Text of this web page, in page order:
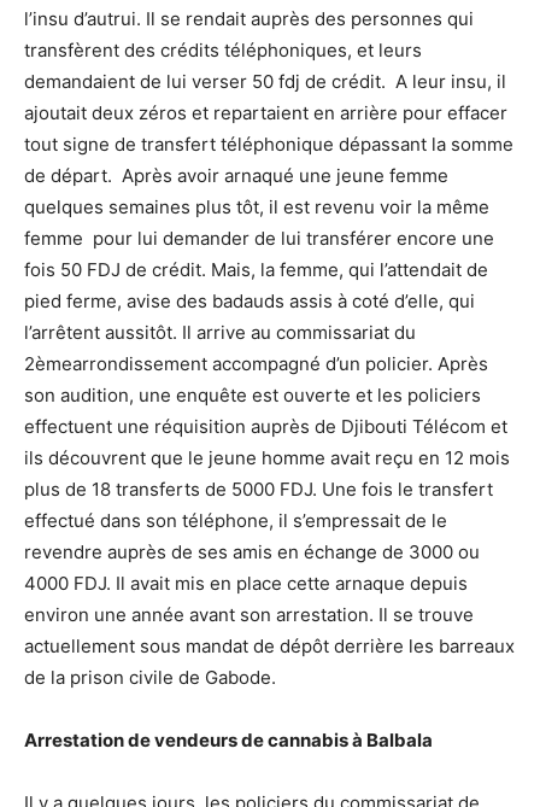
l’insu d’autrui. Il se rendait auprès des personnes qui
transfèrent des crédits téléphoniques, et leurs
demandaient de lui verser 50 fdj de crédit. A leur insu, il
ajoutait deux zéros et repartaient en arrière pour effacer
tout signe de transfert téléphonique dépassant la somme
de départ. Après avoir arnaqué une jeune femme
quelques semaines plus tôt, il est revenu voir la même
femme pour lui demander de lui transférer encore une
fois 50 FDJ de crédit. Mais, la femme, qui l’attendait de
pied ferme, avise des badauds assis à coté d’elle, qui
l’arrêtent aussitôt. Il arrive au commissariat du
2èmearrondissement accompagné d’un policier. Après
son audition, une enquête est ouverte et les policiers
effectuent une réquisition auprès de Djibouti Télécom et
ils découvrent que le jeune homme avait reçu en 12 mois
plus de 18 transferts de 5000 FDJ. Une fois le transfert
effectué dans son téléphone, il s’empressait de le
revendre auprès de ses amis en échange de 3000 ou
4000 FDJ. Il avait mis en place cette arnaque depuis
environ une année avant son arrestation. Il se trouve
actuellement sous mandat de dépôt derrière les barreaux
de la prison civile de Gabode.
Arrestation de vendeurs de cannabis à Balbala